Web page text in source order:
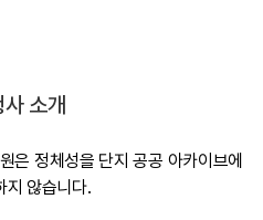
사 소개
은 정체성을 단지 공공 아카이브에
지 않습니다.